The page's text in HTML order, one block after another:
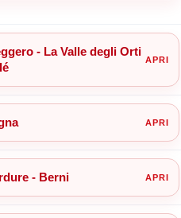
- La Valle degli Orti
- Berni